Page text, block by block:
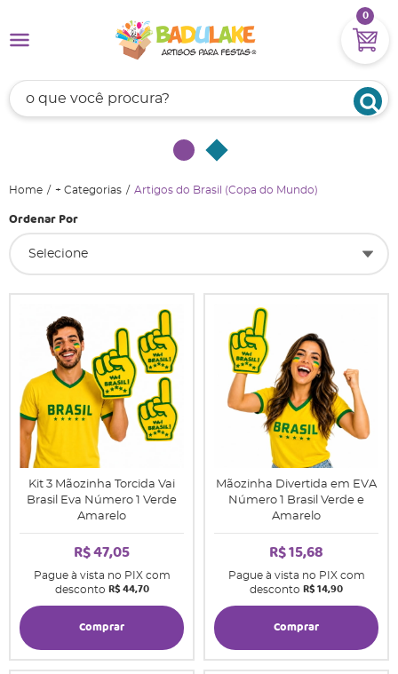
0
Home + Categorias Artigos do Brasil (Copa do Mundo)
Ordenar Por
Selecione
Kit 3 Mãozinha Torcida Vai
Brasil Eva Número 1 Verde
Amarelo
R$ 47,05
Pague à vista no PIX com
desconto R$ 44,70
Comprar
Mãozinha Divertida em EVA
Número 1 Brasil Verde e
Amarelo
R$ 15,68
Pague à vista no PIX com
desconto R$ 14,90
Comprar